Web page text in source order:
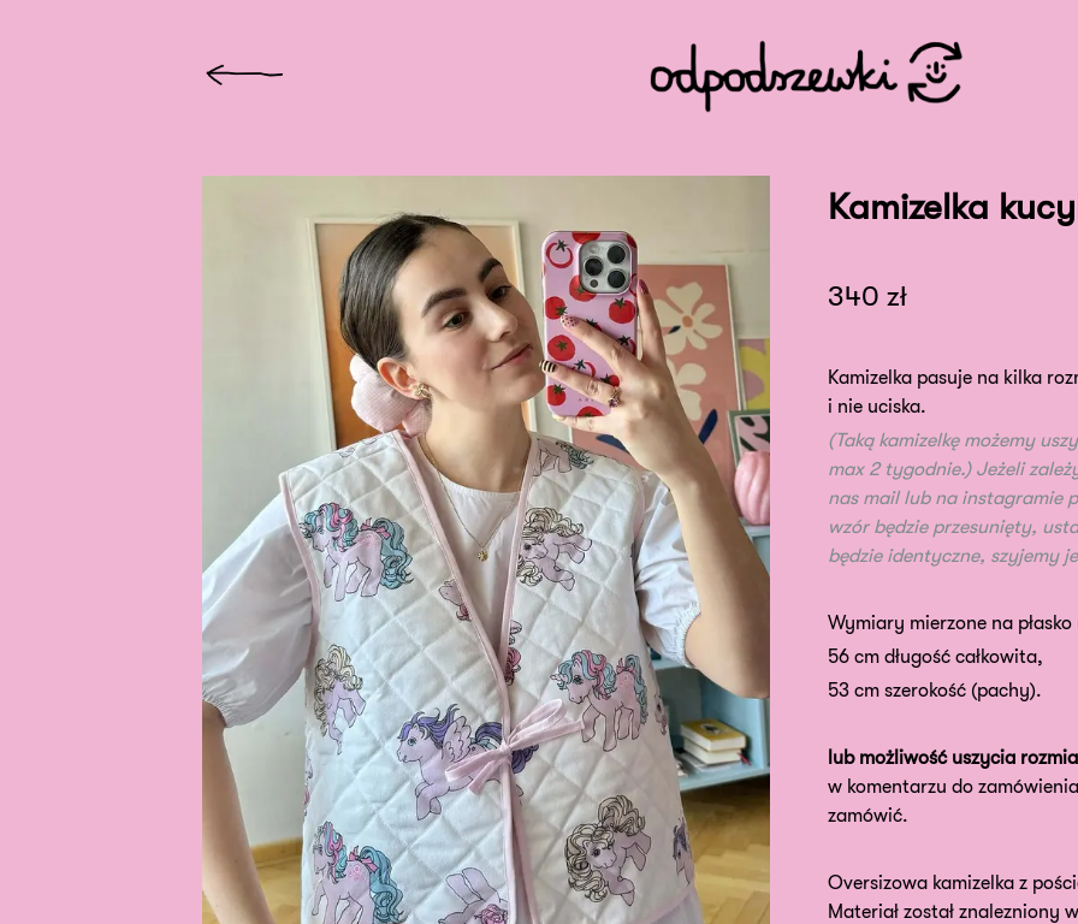
Kamizelka
340 zł
Kamizelka pasuje na kilka
i nie uciska.
(Taką kamizelkę możemy
max 2 tygodnie.) Jeżeli
nas mail lub na instagramie
wzór będzie przesunięty,
będzie identyczne, szyjemy
Wymiary mierzone na płasko
56 cm długość całkowita,
53 cm szerokość (pachy).
lub możliwość uszycia
w komentarzu do
zamówić.
Oversizowa kamizelka z
Materiał został znalezniony